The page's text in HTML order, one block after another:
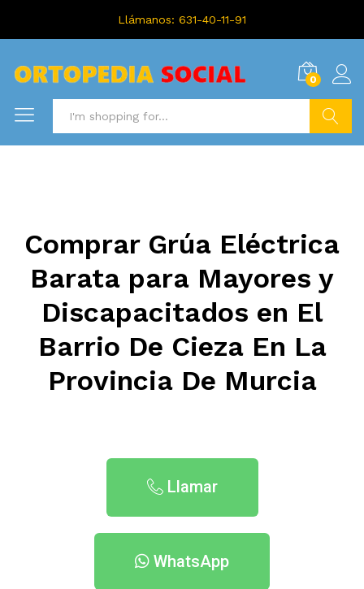
Llámanos: 631-40-11-91
0
Comprar Grúa Eléctrica
Barata para Mayores y
Discapacitados en El
Barrio De Cieza En La
Provincia De Murcia
Llamar
WhatsApp